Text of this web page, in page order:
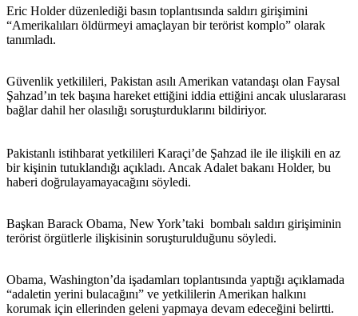
Eric Holder düzenlediği basın toplantısında saldırı girişimini
“Amerikalıları öldürmeyi amaçlayan bir terörist komplo” olarak
tanımladı.
Güvenlik yetkilileri, Pakistan asılı Amerikan vatandaşı olan Faysal
Şahzad’ın tek başına hareket ettiğini iddia ettiğini ancak uluslararası
bağlar dahil her olasılığı soruşturduklarını bildiriyor.
Pakistanlı istihbarat yetkilileri Karaçi’de Şahzad ile ile ilişkili en az
bir kişinin tutuklandığı açıkladı. Ancak Adalet bakanı Holder, bu
haberi doğrulayamayacağını söyledi.
Başkan Barack Obama, New York’taki bombalı saldırı girişiminin
terörist örgütlerle ilişkisinin soruşturulduğunu söyledi.
Obama, Washington’da işadamları toplantısında yaptığı açıklamada
“adaletin yerini bulacağını” ve yetkililerin Amerikan halkını
korumak için ellerinden geleni yapmaya devam edeceğini belirtti.